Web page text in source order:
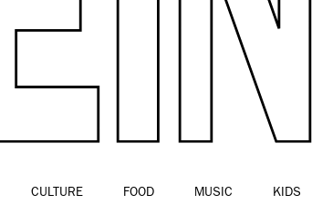
CULTURE FOOD MUSIC KIDS